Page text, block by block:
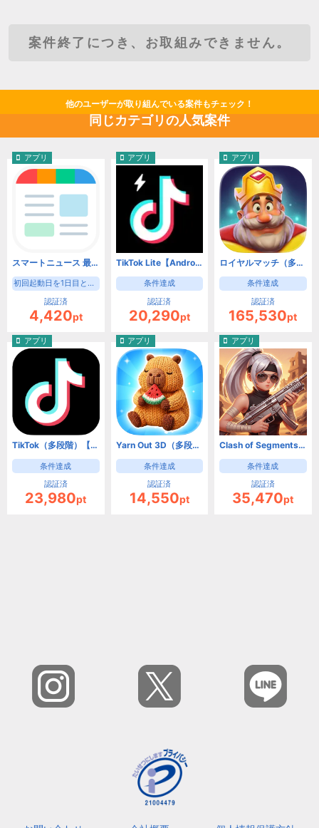
案件終了につき、お取組みできません。
他のユーザーが取り組んでいる案件もチェック！
同じカテゴリの人気案件
アプリ
スマートニュース 最新ニュースや天気・天気予報、クーポンも（初回起動日を1日目として8日目の起動）【Android】
初回起動日を1日目として8日目の起動
認証済
4,420pt
アプリ
TikTok Lite【Android】
条件達成
認証済
20,290pt
アプリ
ロイヤルマッチ（多段階）【Android】
条件達成
認証済
165,530pt
アプリ
TikTok（多段階）【Android】
条件達成
認証済
23,980pt
アプリ
Yarn Out 3D（多段階）【Android】
条件達成
認証済
14,550pt
アプリ
Clash of Segments【Android】
条件達成
認証済
35,470pt